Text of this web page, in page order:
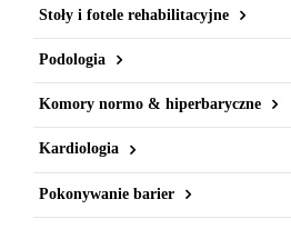
Stoły i fotele rehabilitacyjne
Podologia
Komory normo & hiperbaryczne
Kardiologia
Pokonywanie barier